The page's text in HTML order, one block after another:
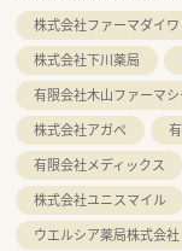
株式会社ファーマダイワ
株式会社下川薬局
有限会社木山ファーマシ
株式会社アガペ
有限会社メディックス
株式会社ユニスマイル
ウエルシア薬局株式会社